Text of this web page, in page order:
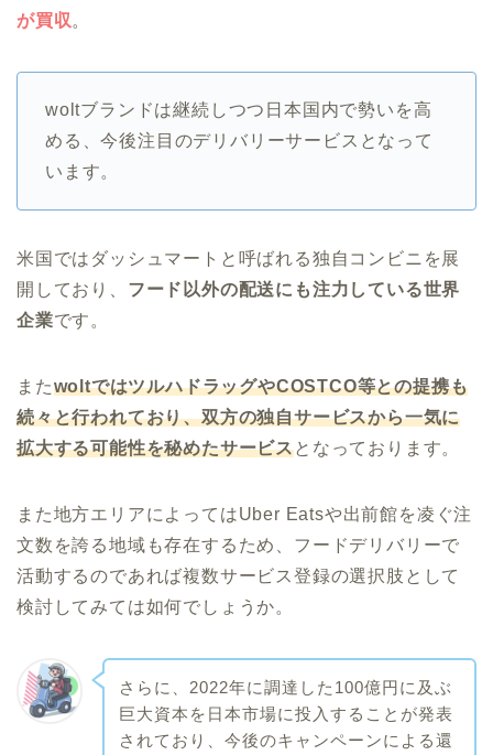
が買収 。
woltブランドは継続しつつ日本国内で勢いを高
める、今後注目のデリバリーサービスとなって
います。
米国ではダッシュマートと呼ばれる独自コンビニを展
開しており、 フード以外の配送にも注力している世界
企業です。
またwoltではツルハドラッグやCOSTCO等との提携も
続々と行われており、双方の独自サービスから一気に
拡大する可能性を秘めたサービスとなっております。
また地方エリアによってはUber Eatsや出前館を凌ぐ注
文数を誇る地域も存在するため、フードデリバリーで
活動するのであれば複数サービス登録の選択肢として
検討してみては如何でしょうか。
さらに、2022年に調達した100億円に及ぶ
巨大資本を日本市場に投入することが発表
されており、今後のキャンペーンによる還